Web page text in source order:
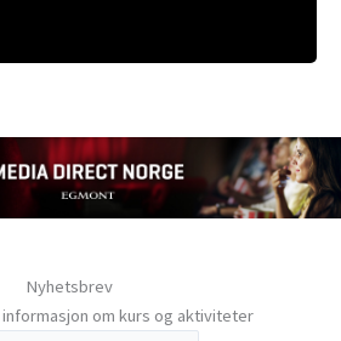
Nyhetsbrev
om kurs og aktiviteter